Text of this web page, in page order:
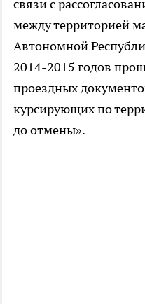
связи с
между территорией
Автономной
2014-2015 годов
проездных
курсирующих по
до отмены».